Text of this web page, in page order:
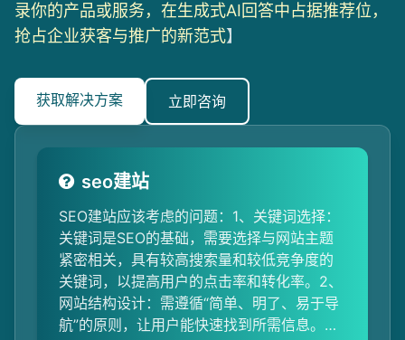
录你的产品或服务，在生成式AI回答中占据推荐位，
抢占企业获客与推广的新范式】
获取解决方案 立即咨询
seo建站
SEO建站应该考虑的问题：1、关键词选择：
关键词是SEO的基础，需要选择与网站主题
紧密相关，具有较高搜索量和较低竞争度的
关键词，以提高用户的点击率和转化率。2、
网站结构设计：需遵循“简单、明了、易于导
航”的原则，让用户能快速找到所需信息。同